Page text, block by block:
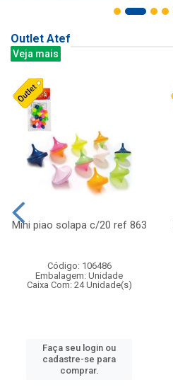
Outlet Atef
Veja mais
Mini piao solapa c/20 ref 863
Código: 106486
Embalagem: Unidade
Caixa Com: 24 Unidade(s)
Faça seu login ou
cadastre-se para
comprar.